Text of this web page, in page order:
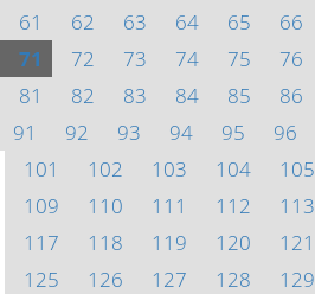
61
62 63 64 65 66
71
72 73 74 75 76
81
82 83 84 85 86
91
92 93 94 95 96
101
102 103 104 105
109
110 111 112 113
117
118 119 120 121
125
126 127 128 129